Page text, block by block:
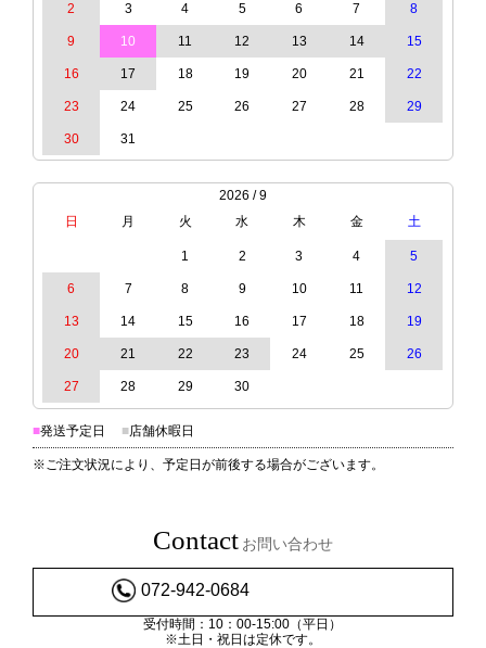
2 3 4 5 6 7 8
9 10 11 12 13 14 15
16 17 18 19 20 21 22
23 24 25 26 27 28 29
30 31
2026 / 9
日
月 火 水 木 金 土
1 2 3 4 5
6 7 8 9 10 11 12
13 14 15 16 17 18 19
20 21 22 23 24 25 26
27 28 29 30
■発送予定日 ■店舗休暇日
※ご注文状況により、予定日が前後する場合がございます。
Contact お問い合わせ
072-942-0684
受付時間：10：00-15:00（平日）
※土日・祝日は定休です。